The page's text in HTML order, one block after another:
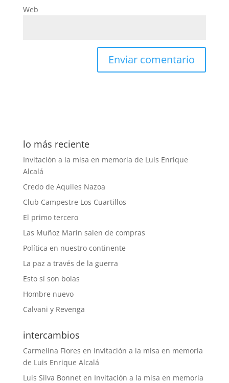
Web
lo más reciente
Invitación a la misa en memoria de Luis Enrique
Alcalá
Credo de Aquiles Nazoa
Club Campestre Los Cuartillos
El primo tercero
Las Muñoz Marín salen de compras
Política en nuestro continente
La paz a través de la guerra
Esto sí son bolas
Hombre nuevo
Calvani y Revenga
intercambios
Carmelina Flores en Invitación a la misa en memoria
de Luis Enrique Alcalá
Luis Silva Bonneten Invitación a la misa en memoria